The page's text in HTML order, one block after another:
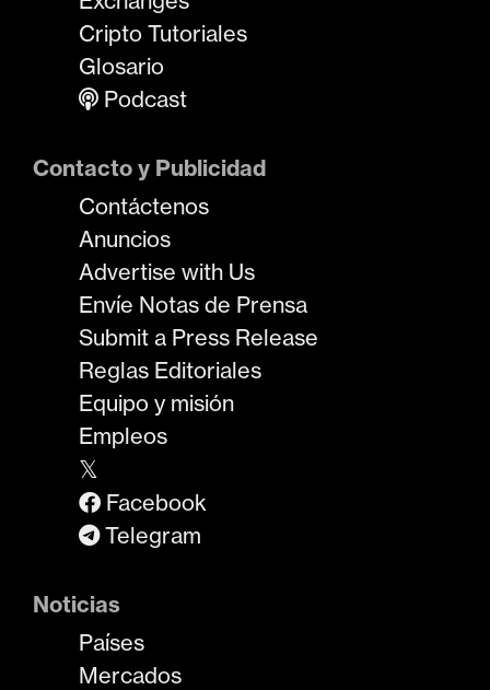
Cripto Tutoriales
Glosario
Podcast
Contacto y Publicidad
Contáctenos
Anuncios
Advertise with Us
Envíe Notas de Prensa
Submit a Press Release
Reglas Editoriales
Equipo y misión
Empleos
𝕏
Facebook
Telegram
Noticias
Países
Mercados